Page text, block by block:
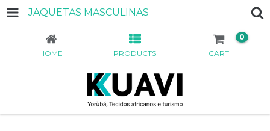
JAQUETAS MASCULINAS
HOME PRODUCTS CART
0